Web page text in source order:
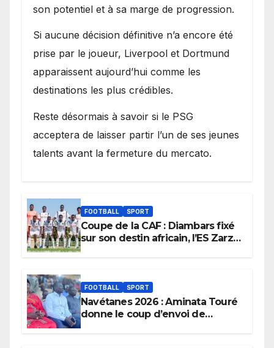
son potentiel et à sa marge de progression.
Si aucune décision définitive n’a encore été
prise par le joueur, Liverpool et Dortmund
apparaissent aujourd’hui comme les
destinations les plus crédibles.
Reste désormais à savoir si le PSG
acceptera de laisser partir l’un de ses jeunes
talents avant la fermeture du mercato.
FOOTBALL SPORT
Coupe de la CAF : Diambars fixé
sur son destin africain, l’ES Zarzis
FOOTBALL SPORT
Navétanes 2026 : Aminata Touré
donne le coup d’envoi de